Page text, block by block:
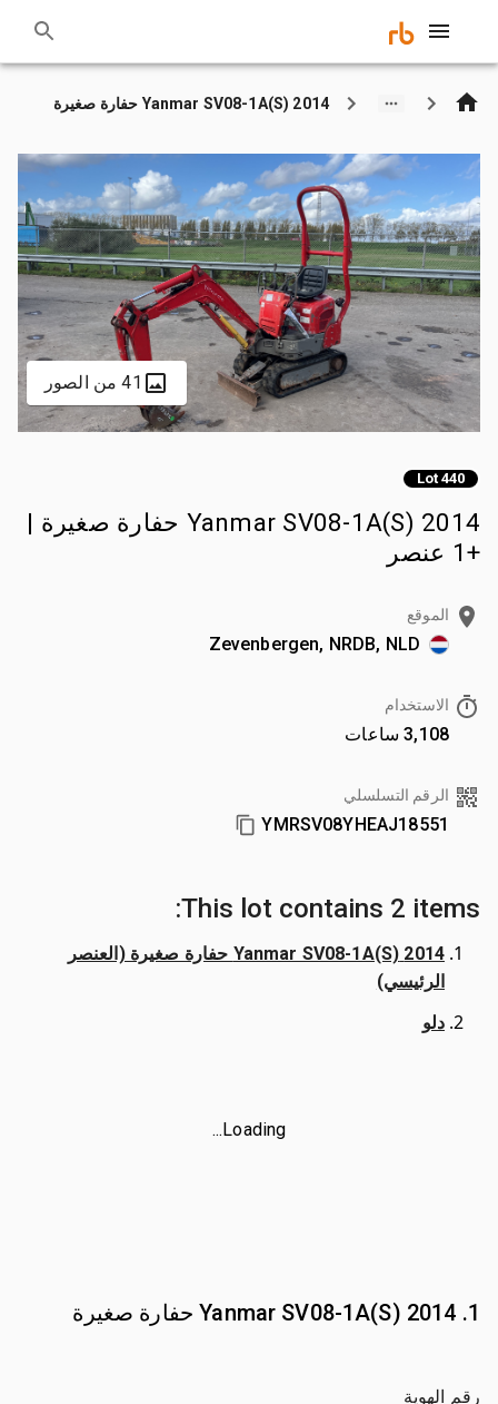
2014 Yanmar SV08-1A(S) حفارة صغيرة
41 من الصور
Lot 440
2014 Yanmar SV08-1A(S) حفارة صغيرة |
+1 عنصر
الموقع
Zevenbergen, NRDB, NLD
الاستخدام
3,108 ساعات
الرقم التسلسلي
YMRSV08YHEAJ18551
This lot contains 2 items:
2014 Yanmar SV08-1A(S) حفارة صغيرة (العنصر
الرئيسي)
دلو
Loading...
1. 2014 Yanmar SV08-1A(S) حفارة صغيرة
رقم الهوية